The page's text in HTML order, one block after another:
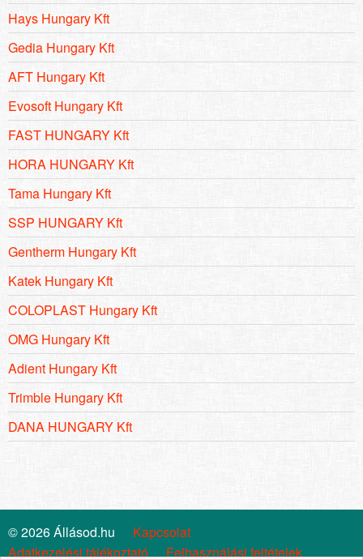
Hays Hungary Kft
Gedia Hungary Kft
AFT Hungary Kft
Evosoft Hungary Kft
FAST HUNGARY Kft
HORA HUNGARY Kft
Tama Hungary Kft
SSP HUNGARY Kft
Gentherm Hungary Kft
Katek Hungary Kft
COLOPLAST Hungary Kft
OMG Hungary Kft
Adient Hungary Kft
Trimble Hungary Kft
DANA HUNGARY Kft
© 2026 Állásod.hu
Kapcsolat
Adatkezelési tájékoztató
Felhasználási feltételek